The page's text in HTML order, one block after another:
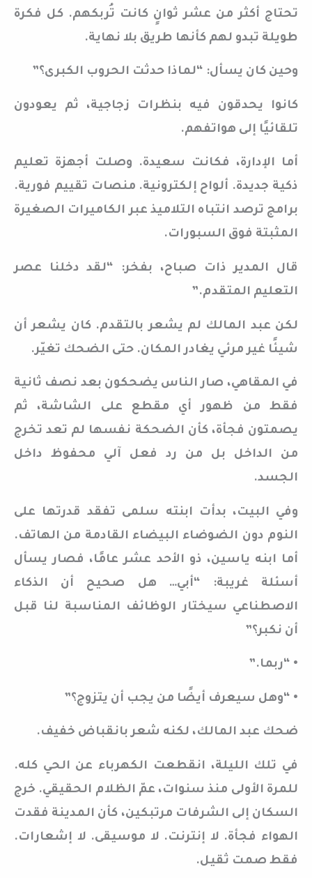
تحتاج أكثر من عشر ثوانٍ كانت تُربكهم. كل فكرة
طويلة تبدو لهم كأنها طريق بلا نهاية.
وحين كان يسأل: “لماذا حدثت الحروب الكبرى؟”
كانوا يحدقون فيه بنظرات زجاجية، ثم يعودون
تلقائيًا إلى هواتفهم.
أما الإدارة، فكانت سعيدة. وصلت أجهزة تعليم
ذكية جديدة. ألواح إلكترونية. منصات تقييم فورية.
برامج ترصد انتباه التلاميذ عبر الكاميرات الصغيرة
المثبتة فوق السبورات.
قال المدير ذات صباح، بفخر: “لقد دخلنا عصر
التعليم المتقدم.”
لكن عبد المالك لم يشعر بالتقدم. كان يشعر أن
شيئًا غير مرئي يغادر المكان. حتى الضحك تغيّر.
في المقاهي، صار الناس يضحكون بعد نصف ثانية
فقط من ظهور أي مقطع على الشاشة، ثم
يصمتون فجأة، كأن الضحكة نفسها لم تعد تخرج
من الداخل بل من رد فعل آلي محفوظ داخل
الجسد.
وفي البيت، بدأت ابنته سلمى تفقد قدرتها على
النوم دون الضوضاء البيضاء القادمة من الهاتف.
أما ابنه ياسين، ذو الأحد عشر عامًا، فصار يسأل
أسئلة غريبة: “أبي… هل صحيح أن الذكاء
الاصطناعي سيختار الوظائف المناسبة لنا قبل
أن نكبر؟”
• “ربما.”
• “وهل سيعرف أيضًا من يجب أن يتزوج؟”
ضحك عبد المالك، لكنه شعر بانقباض خفيف.
في تلك الليلة، انقطعت الكهرباء عن الحي كله.
للمرة الأولى منذ سنوات، عمّ الظلام الحقيقي. خرج
السكان إلى الشرفات مرتبكين، كأن المدينة فقدت
الهواء فجأة. لا إنترنت. لا موسيقى. لا إشعارات.
فقط صمت ثقيل.